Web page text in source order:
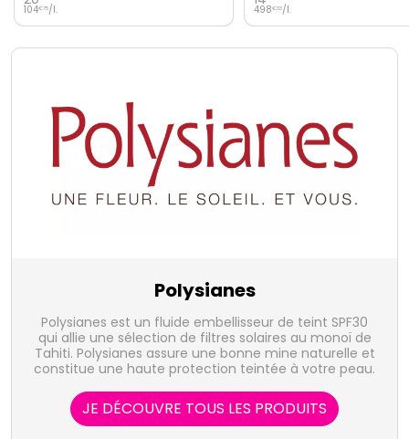
498 119€67 /
Polysianes
Polysianes est un fluide embellisseur de teint SPF30
qui allie une sélection de filtres solaires au monoï de
Tahiti. Polysianes assure une bonne mine naturelle et
constitue une haute protection teintée à votre peau.
JE DÉCOUVRE TOUS LES PRODUITS